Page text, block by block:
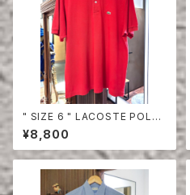
" SIZE 6 " LACOSTE POLO
SHIRT RED
¥8,800